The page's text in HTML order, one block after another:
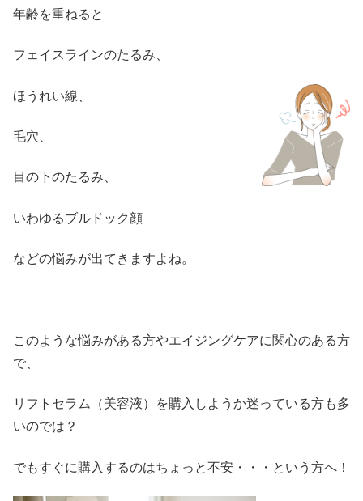
年齢を重ねると
フェイスラインのたるみ、
ほうれい線、
毛穴、
目の下のたるみ、
いわゆるブルドック顔
などの悩みが出てきますよね。
このような悩みがある方やエイジングケアに関心のある方
で、
リフトセラム（美容液）を購入しようか迷っている方も多
いのでは？
でもすぐに購入するのはちょっと不安・・・という方へ！